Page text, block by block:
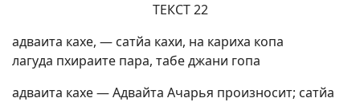
ТЕКСТ 22
адваита кахе, — сатйа кахи, на кариха копа
лагуда пхираите пара, табе джани гопа
адваита кахе — Адвайта Ачарья произносит; сатйа